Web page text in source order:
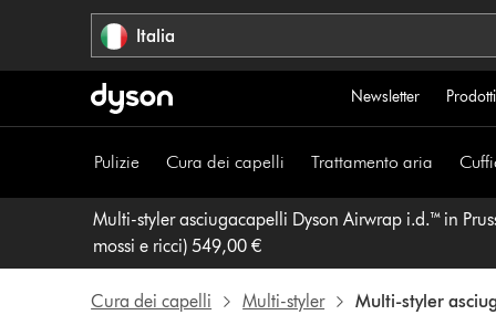
Italia
Newsletter
Pulizie Cura dei capelli Trattamento aria
Multi-styler asciugacapelli Dyson Airwrap i.d.™ in
mossi e ricci) 549,00 €
Cura dei capelli Multi-styler Multi-styler